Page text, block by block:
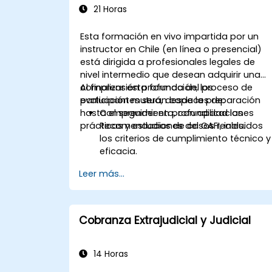
Crear informes financieros
de decisiones.
Optimizar las características de
QuickBooks para mejorar la eficiencia
organizacional.
21 Horas
Esta formación en vivo impartida por un
instructor en Chile (en línea o presencial)
está dirigida a profesionales legales de
nivel intermedio que desean adquirir una
comprensión profunda del proceso de
evaluación mutua, desde la preparación
hasta el seguimiento, con aplicaciones
prácticas y estudios de casos reales.
Al finalizar esta formación, los
participantes serán capaces de:
Comprender en profundidad las
Recomendaciones del GAFI, incluidos
los criterios de cumplimiento técnico y
eficacia.
para una evaluación mutua,
incluyendo la organización de
esfuerzos nacionales, recopilación de
documentación e involucramiento de
partes interesadas.
evaluaciones presenciales exhaustivas
Leer más...
Cobranza Extrajudicial y Judicial
14 Horas